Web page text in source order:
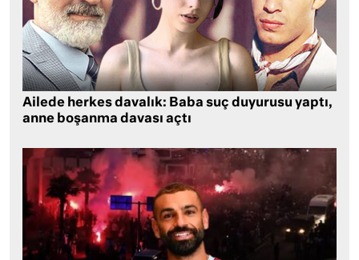
Ailede herkes davalık: Baba suç duyurusu yaptı,
anne boşanma davası açtı